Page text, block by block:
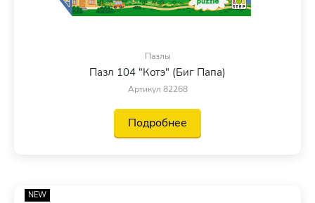
Пазлы
Пазл 104 "Котэ" (Биг Папа)
Артикул 82268
Подробнее
NEW